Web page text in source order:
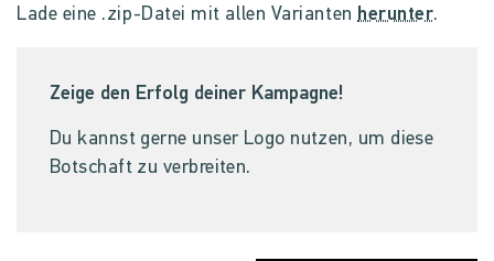
Zeige den Erfolg deiner Kampagne!
Du kannst gerne unser Logo nutzen, um diese
Botschaft zu verbreiten.
Lade eine .zip-Datei mit allen Variantenherunter.